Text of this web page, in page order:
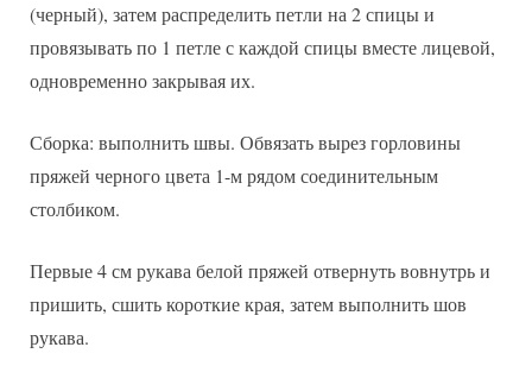
(черный), затем распределить петли на 2 спицы и
провязывать по 1 петле с каждой спицы вместе лицевой,
одновременно закрывая их.
Сборка: выполнить швы. Обвязать вырез горловины
пряжей черного цвета 1-м рядом соединительным
столбиком.
Первые 4 см рукава белой пряжей отвернуть вовнутрь и
пришить, сшить короткие края, затем выполнить шов
рукава.